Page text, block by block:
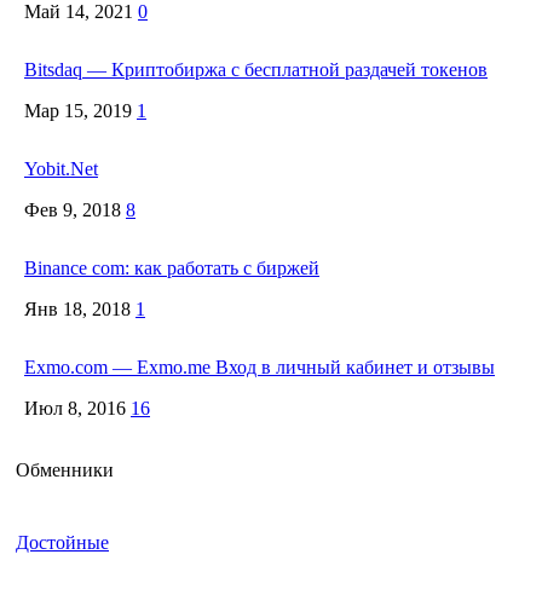
Май 14, 2021 0
Bitsdaq — Криптобиржа с бесплатной раздачей токенов
Мар 15, 2019 1
Yobit.Net
Фев 9, 2018 8
Binance com: как работать с биржей
Янв 18, 2018 1
Exmo.com — Exmo.me Вход в личный кабинет и отзывы
Июл 8, 2016 16
Обменники
Достойные